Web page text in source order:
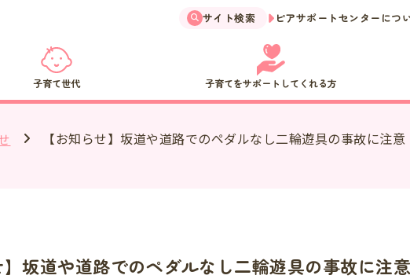
子育て世代 子育てをサポートしてくれる方
サイト検索 ピアサポートセンターにつ
【お知らせ】坂道や道路でのペダルなし二輪遊具の事故に注意
】坂道や道路でのペダルなし二輪遊具の事故に注意